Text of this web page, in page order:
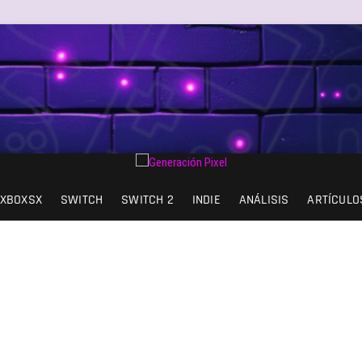
XBOXSX SWITCH SWITCH 2 INDIE ANÁLISIS